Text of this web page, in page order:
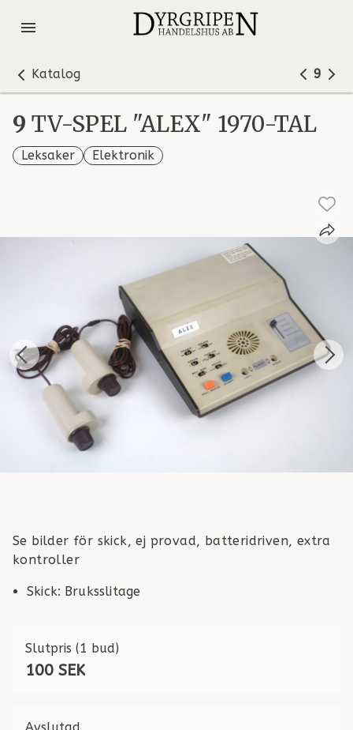
Katalog 9
9 TV-SPEL "ALEX" 1970-TAL
Leksaker Elektronik
Se bilder för skick, ej provad, batteridriven, extra
kontroller
Skick: Bruksslitage
Slutpris (1 bud)
100 SEK